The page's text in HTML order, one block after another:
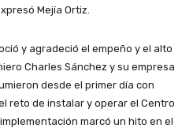
Mejía Ortiz.
y agradeció el empeño y el alto
Charles Sánchez y su empresa
desde el primer día con
reto de instalar y operar el Centro
marcó un hito en el